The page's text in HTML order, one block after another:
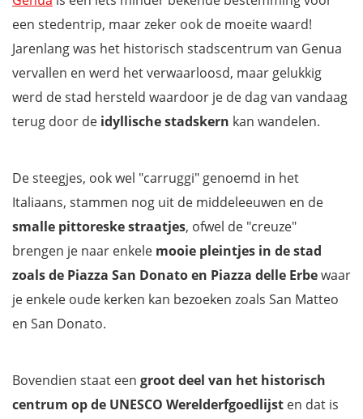
een stedentrip, maar zeker ook de moeite waard!
Jarenlang was het historisch stadscentrum van Genua
vervallen en werd het verwaarloosd, maar gelukkig
werd de stad hersteld waardoor je de dag van vandaag
terug door de idyllische stadskern kan wandelen.
De steegjes, ook wel "carruggi" genoemd in het
Italiaans, stammen nog uit de middeleeuwen en de
smalle pittoreske straatjes, ofwel de "creuze"
brengen je naar enkele mooie pleintjes in de stad
zoals de Piazza San Donato en Piazza delle Erbewaar
je enkele oude kerken kan bezoeken zoals San Matteo
en San Donato.
Bovendien staat een groot deel van het historisch
centrum op de UNESCO Werelderfgoedlijst en dat is